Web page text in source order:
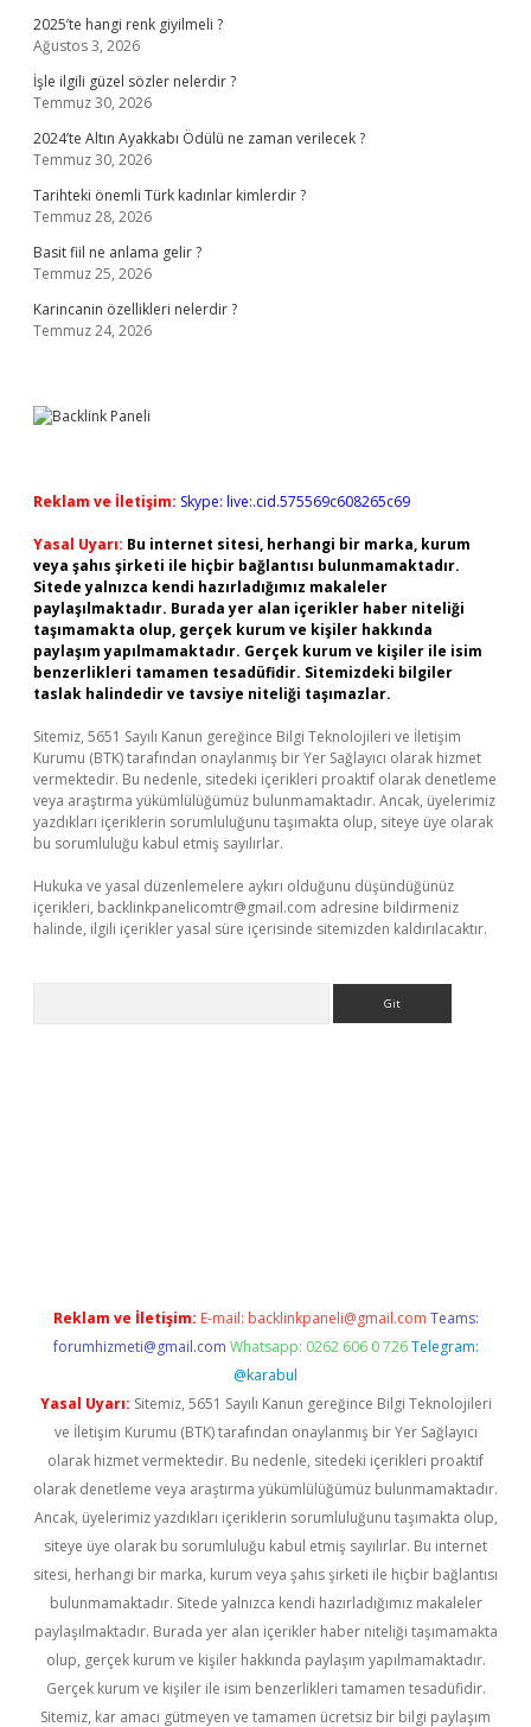
2025’te hangi renk giyilmeli ?
Ağustos 3, 2026
İşle ilgili güzel sözler nelerdir ?
Temmuz 30, 2026
2024’te Altın Ayakkabı Ödülü ne zaman verilecek ?
Temmuz 30, 2026
Tarihteki önemli Türk kadınlar kimlerdir ?
Temmuz 28, 2026
Basit fiil ne anlama gelir ?
Temmuz 25, 2026
Karincanin özellikleri nelerdir ?
Temmuz 24, 2026
Reklam ve İletişim: Skype: live:.cid.575569c608265c69
Yasal Uyarı: Bu internet sitesi, herhangi bir marka, kurum
veya şahıs şirketi ile hiçbir bağlantısı bulunmamaktadır.
Sitede yalnızca kendi hazırladığımız makaleler
paylaşılmaktadır. Burada yer alan içerikler haber niteliği
taşımamakta olup, gerçek kurum ve kişiler hakkında
paylaşım yapılmamaktadır. Gerçek kurum ve kişiler ile isim
benzerlikleri tamamen tesadüfidir. Sitemizdeki bilgiler
taslak halindedir ve tavsiye niteliği taşımazlar.
Sitemiz, 5651 Sayılı Kanun gereğince Bilgi Teknolojileri ve İletişim
Kurumu (BTK) tarafından onaylanmış bir Yer Sağlayıcı olarak hizmet
vermektedir. Bu nedenle, sitedeki içerikleri proaktif olarak denetleme
veya araştırma yükümlülüğümüz bulunmamaktadır. Ancak, üyelerimiz
yazdıkları içeriklerin sorumluluğunu taşımakta olup, siteye üye olarak
bu sorumluluğu kabul etmiş sayılırlar.
Hukuka ve yasal düzenlemelere aykırı olduğunu düşündüğünüz
içerikleri, backlinkpanelicomtr@gmail.com adresine bildirmeniz
halinde, ilgili içerikler yasal süre içerisinde sitemizden kaldırılacaktır.
Reklam ve İletişim: E-mail: backlinkpaneli@gmail.com Teams:
forumhizmeti@gmail.com Whatsapp: 0262 606 0 726 Telegram:
@karabul
Yasal Uyarı: Sitemiz, 5651 Sayılı Kanun gereğince Bilgi Teknolojileri
ve İletişim Kurumu (BTK) tarafından onaylanmış bir Yer Sağlayıcı
olarak hizmet vermektedir. Bu nedenle, sitedeki içerikleri proaktif
olarak denetleme veya araştırma yükümlülüğümüz bulunmamaktadır.
Ancak, üyelerimiz yazdıkları içeriklerin sorumluluğunu taşımakta olup,
siteye üye olarak bu sorumluluğu kabul etmiş sayılırlar. Bu internet
sitesi, herhangi bir marka, kurum veya şahıs şirketi ile hiçbir bağlantısı
bulunmamaktadır. Sitede yalnızca kendi hazırladığımız makaleler
paylaşılmaktadır. Burada yer alan içerikler haber niteliği taşımamakta
olup, gerçek kurum ve kişiler hakkında paylaşım yapılmamaktadır.
Gerçek kurum ve kişiler ile isim benzerlikleri tamamen tesadüfidir.
Sitemiz, kar amacı gütmeyen ve tamamen ücretsiz bir bilgi paylaşım